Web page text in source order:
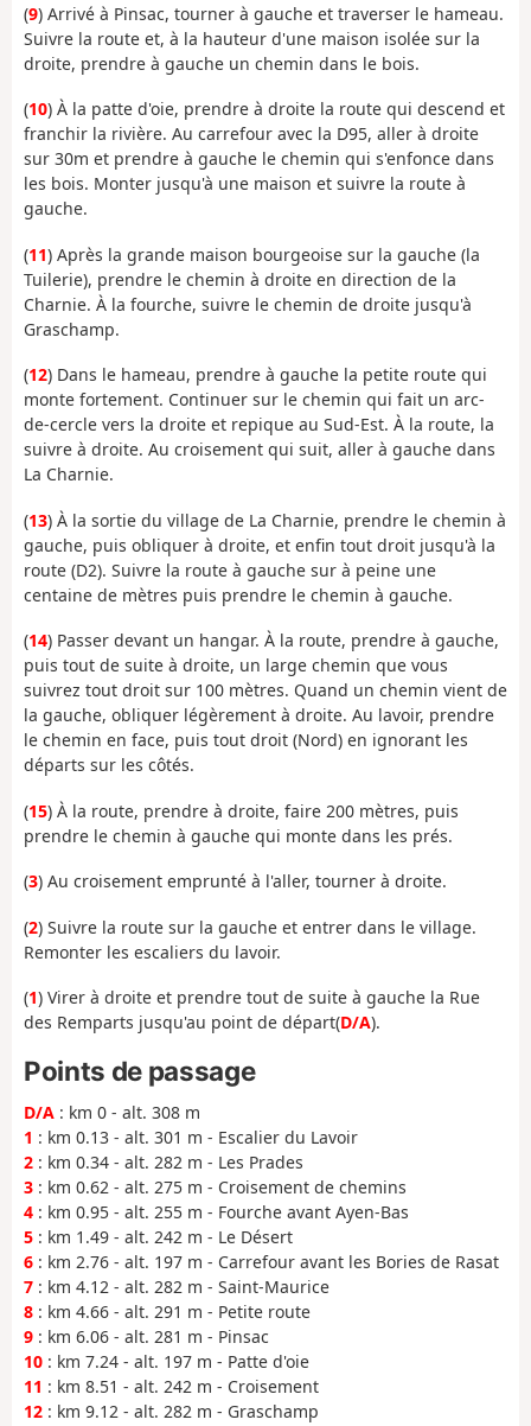
(9) Arrivé à Pinsac, tourner à gauche et traverser le hameau.
Suivre la route et, à la hauteur d'une maison isolée sur la
droite, prendre à gauche un chemin dans le bois.
(10) À la patte d'oie, prendre à droite la route qui descend et
franchir la rivière. Au carrefour avec la D95, aller à droite
sur 30m et prendre à gauche le chemin qui s'enfonce dans
les bois. Monter jusqu'à une maison et suivre la route à
gauche.
(11) Après la grande maison bourgeoise sur la gauche (la
Tuilerie), prendre le chemin à droite en direction de la
Charnie. À la fourche, suivre le chemin de droite jusqu'à
Graschamp.
(12) Dans le hameau, prendre à gauche la petite route qui
monte fortement. Continuer sur le chemin qui fait un arc-
de-cercle vers la droite et repique au Sud-Est. À la route, la
suivre à droite. Au croisement qui suit, aller à gauche dans
La Charnie.
(13) À la sortie du village de La Charnie, prendre le chemin à
gauche, puis obliquer à droite, et enfin tout droit jusqu'à la
route (D2). Suivre la route à gauche sur à peine une
centaine de mètres puis prendre le chemin à gauche.
(14) Passer devant un hangar. À la route, prendre à gauche,
puis tout de suite à droite, un large chemin que vous
suivrez tout droit sur 100 mètres. Quand un chemin vient de
la gauche, obliquer légèrement à droite. Au lavoir, prendre
le chemin en face, puis tout droit (Nord) en ignorant les
départs sur les côtés.
(15) À la route, prendre à droite, faire 200 mètres, puis
prendre le chemin à gauche qui monte dans les prés.
(3) Au croisement emprunté à l'aller, tourner à droite.
(2) Suivre la route sur la gauche et entrer dans le village.
Remonter les escaliers du lavoir.
(1) Virer à droite et prendre tout de suite à gauche la Rue
des Remparts jusqu'au point de départ(D/A).
Points de passage
D/A : km 0 - alt. 308 m
1 : km 0.13 - alt. 301 m - Escalier du Lavoir
2 : km 0.34 - alt. 282 m - Les Prades
3 : km 0.62 - alt. 275 m - Croisement de chemins
4 : km 0.95 - alt. 255 m - Fourche avant Ayen-Bas
5 : km 1.49 - alt. 242 m - Le Désert
6 : km 2.76 - alt. 197 m - Carrefour avant les Bories de Rasat
7 : km 4.12 - alt. 282 m - Saint-Maurice
8 : km 4.66 - alt. 291 m - Petite route
9 : km 6.06 - alt. 281 m - Pinsac
10 : km 7.24 - alt. 197 m - Patte d'oie
11 : km 8.51 - alt. 242 m - Croisement
12 : km 9.12 - alt. 282 m - Graschamp